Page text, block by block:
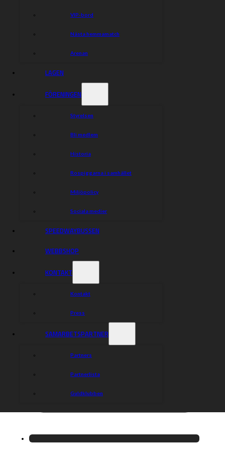
VIP-bord
Nästa hemmamatch
Arenan
LAGEN
FÖRENINGEN
Styrelsen
Bli medlem
Historia
Rospiggarna i samhället
Miljöpolicy
Sociala medier
SPEEDWAYBUSSEN
WEBBSHOP
KONTAKT
Kontakt
Press
SAMARBETSPARTNER
Partners
Partnerlista
Guldklubben